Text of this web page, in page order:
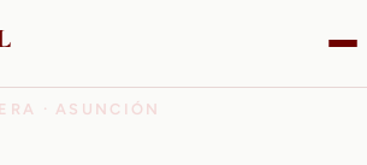
· ASUNCIÓN